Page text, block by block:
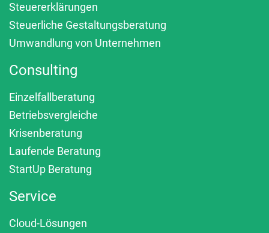
Steuererklärungen
Steuerliche Gestaltungsberatung
Umwandlung von Unternehmen
Consulting
Einzelfallberatung
Betriebsvergleiche
Krisenberatung
Laufende Beratung
StartUp Beratung
Service
Cloud-Lösungen